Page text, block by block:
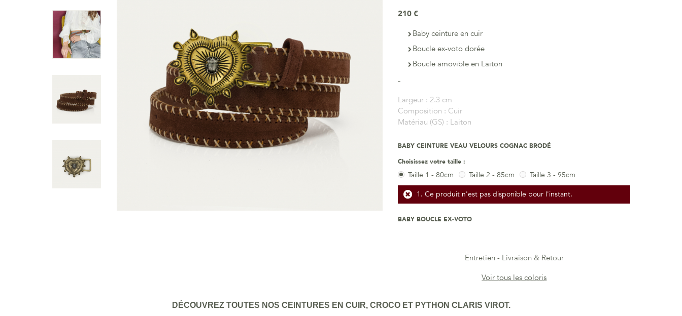
210 €
Baby ceinture en cuir
Boucle ex-voto dorée
Boucle amovible en Laiton
Largeur : 2.3 cm
Composition : Cuir
Matériau (GS) : Laiton
BABY CEINTURE VEAU VELOURS COGNAC BRODÉ
Choisissez votre taille :
Taille 1 - 80cm Taille 2 - 85cm
Taille 3 - 95cm
Ce produit n'est pas disponible pour l'instant.
BABY BOUCLE EX-VOTO
Entretien
Livraison & Retour
Voir tous les coloris
DÉCOUVREZ TOUTES NOS CEINTURES EN CUIR, CROCO ET PYTHON CLARIS VIROT.